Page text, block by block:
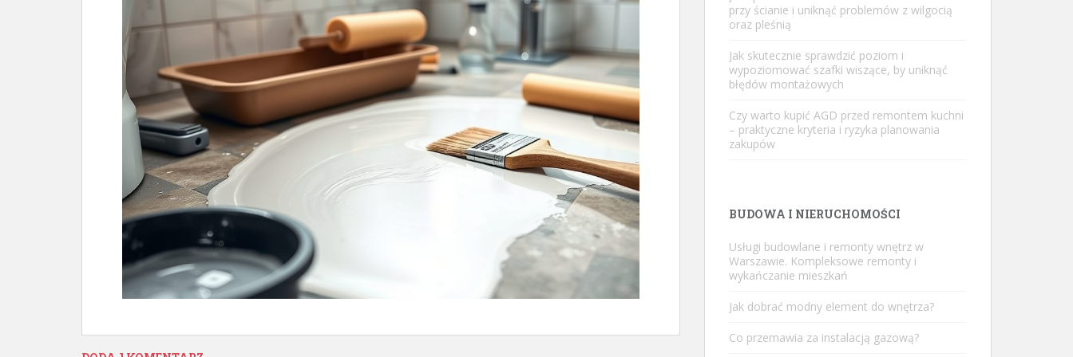
przy ścianie i uniknąć problemów z wilgocią
oraz pleśnią
Jak skutecznie sprawdzić poziom i
wypoziomować szafki wiszące, by uniknąć
błędów montażowych
Czy warto kupić AGD przed remontem kuchni
– praktyczne kryteria i ryzyka planowania
zakupów
BUDOWA I NIERUCHOMOŚCI
Usługi budowlane i remonty wnętrz w
Warszawie. Kompleksowe remonty i
wykańczanie mieszkań
Jak dobrać modny element do wnętrza?
Co przemawia za instalacją gazową?